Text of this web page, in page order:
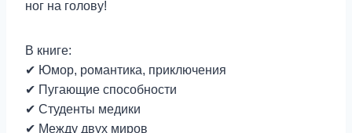
ног на голову!
В книге:
✔ Юмор, романтика, приключения
✔ Пугающие способности
✔ Студенты медики
✔ Между двух миров